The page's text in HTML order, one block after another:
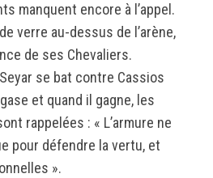
manquent encore à l’appel.
verre au-dessus de l’arène,
de ses Chevaliers.
se bat contre Cassios
et quand il gagne, les
rappelées : « L’armure ne
pour défendre la vertu, et
».